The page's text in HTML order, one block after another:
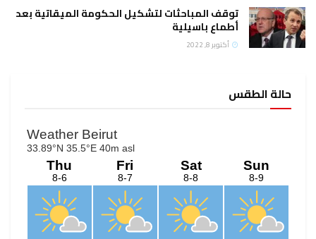
توقف المباحثات لتشكيل الحكومة الميقاتية بعد
أطماع باسيلية
أكتوبر 8, 2022
حالة الطقس